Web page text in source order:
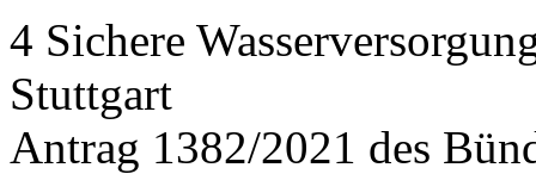
4 Sichere
Stuttgart
Antrag 1382/2021 des